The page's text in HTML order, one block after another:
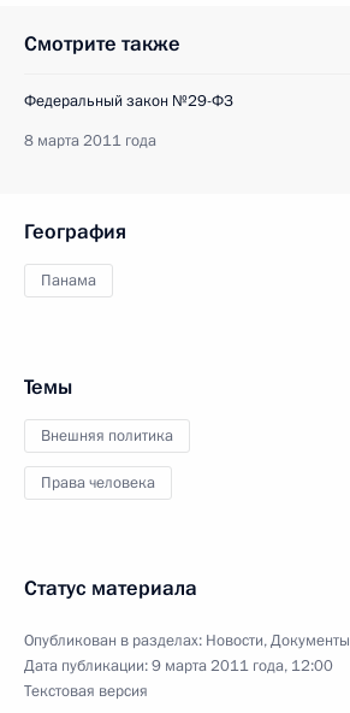
Смотрите также
Федеральный закон №29-ФЗ
8 марта 2011 года
География
Панама
Темы
Внешняя политика
Права человека
Статус материала
Опубликован в разделах: Новости,Документы
Дата публикации:9 марта 2011 года, 12:00
Текстовая версия